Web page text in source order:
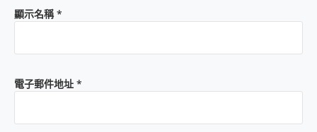
顯示名稱*
電子郵件地址 *